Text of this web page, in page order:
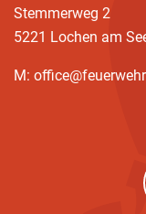
Stemmerweg 2
5221 Lochen am
M: